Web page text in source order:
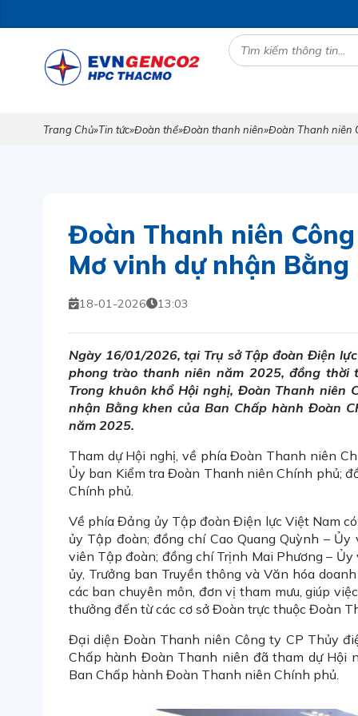
Trang Chủ»Tin tức»Đoàn thể»Đoàn thanh niên»Đoàn Thanh niên
Đoàn Thanh niên
Mơ vinh dự nhận
18-01-2026 13:03
Ngày 16/01/2026, tại Trụ sở Tập đoàn Điện
phong trào thanh niên năm 2025, đồng thời
Trong khuôn khổ Hội nghị, Đoàn Thanh niên
nhận Bằng khen của Ban Chấp hành Đoàn
năm 2025.
Tham dự Hội nghị, về phía Đoàn Thanh niên
Ủy ban Kiểm tra Đoàn Thanh niên Chính phủ;
Chính phủ.
Về phía Đảng ủy Tập đoàn Điện lực Việt Nam
ủy Tập đoàn; đồng chí Cao Quang Quỳnh –
viên Tập đoàn; đồng chí Trịnh Mai Phương –
ủy, Trưởng ban Truyền thông và Văn hóa
các ban chuyên môn, đơn vị tham mưu, giúp
thưởng đến từ các cơ sở Đoàn trực thuộc Đoàn
Đại diện Đoàn Thanh niên Công ty CP Thủy
Chấp hành Đoàn Thanh niên đã tham dự
Ban Chấp hành Đoàn Thanh niên Chính phủ.